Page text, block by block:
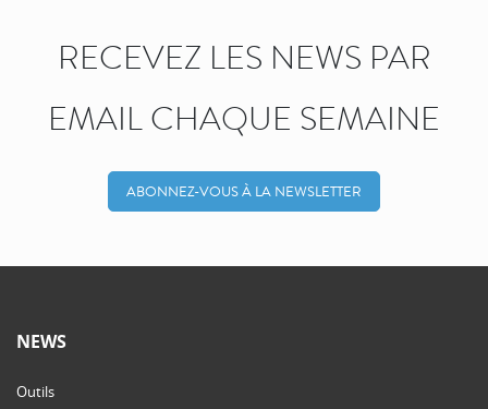
RECEVEZ LES NEWS PAR
EMAIL CHAQUE SEMAINE
ABONNEZ-VOUS À LA NEWSLETTER
NEWS
Outils